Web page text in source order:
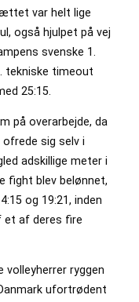
var helt lige
også hjulpet på vej
svenske 1.
tekniske timeout
25:15.
på overarbejde, da
ofrede sig selv i
adskillige meter i
fight blev belønnet,
og 19:21, inden
et af deres fire
volleyherrer ryggen
ufortrødent